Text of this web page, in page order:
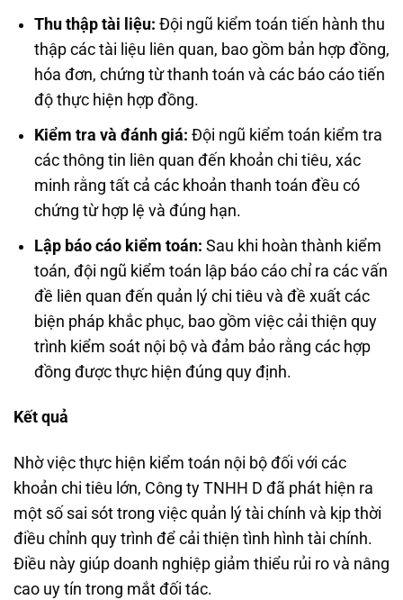
Thu thập tài liệu: Đội ngũ kiểm toán tiến hành thu
thập các tài liệu liên quan, bao gồm bản hợp đồng,
hóa đơn, chứng từ thanh toán và các báo cáo tiến
độ thực hiện hợp đồng.
Kiểm tra và đánh giá: Đội ngũ kiểm toán kiểm tra
các thông tin liên quan đến khoản chi tiêu, xác
minh rằng tất cả các khoản thanh toán đều có
chứng từ hợp lệ và đúng hạn.
Lập báo cáo kiểm toán: Sau khi hoàn thành kiểm
toán, đội ngũ kiểm toán lập báo cáo chỉ ra các vấn
đề liên quan đến quản lý chi tiêu và đề xuất các
biện pháp khắc phục, bao gồm việc cải thiện quy
trình kiểm soát nội bộ và đảm bảo rằng các hợp
đồng được thực hiện đúng quy định.
Kết quả
Nhờ việc thực hiện kiểm toán nội bộ đối với các
khoản chi tiêu lớn, Công ty TNHH D đã phát hiện ra
một số sai sót trong việc quản lý tài chính và kịp thời
điều chỉnh quy trình để cải thiện tình hình tài chính.
Điều này giúp doanh nghiệp giảm thiểu rủi ro và nâng
cao uy tín trong mắt đối tác.